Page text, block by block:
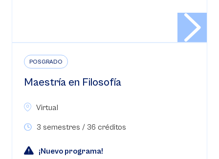
POSGRADO
Maestría en Filosofía
Virtual
3 semestres / 36 créditos
¡Nuevo programa!